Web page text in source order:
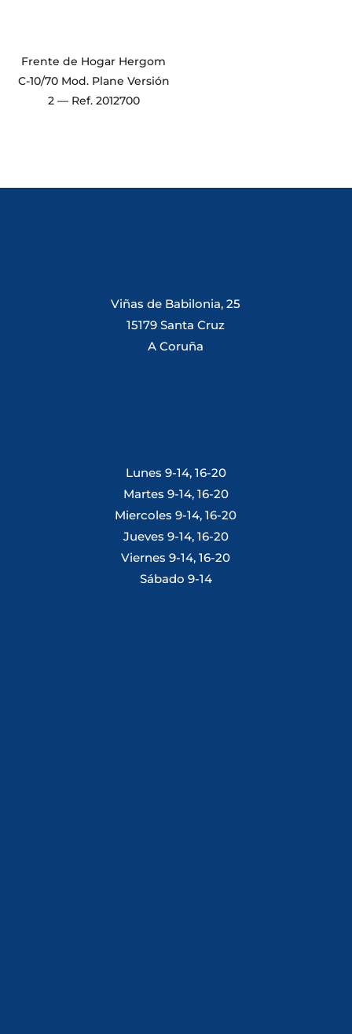
Frente de Hogar Hergom
C-10/70 Mod. Plane Versión
2 — Ref. 2012700
Viñas de Babilonia, 25
15179 Santa Cruz
A Coruña
Lunes 9-14, 16-20
Martes 9-14, 16-20
Miercoles 9-14, 16-20
Jueves 9-14, 16-20
Viernes 9-14, 16-20
Sábado 9-14